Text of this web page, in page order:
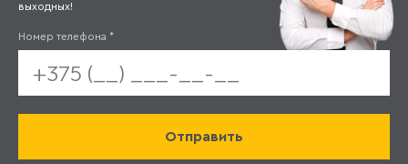
выходных!
Номер телефона *